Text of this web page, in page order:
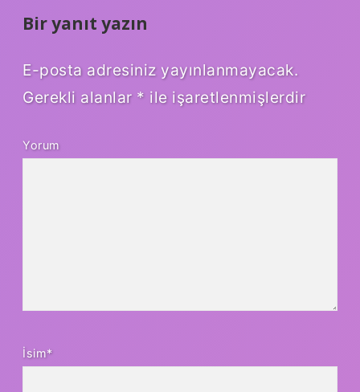
Bir yanıt yazın
E-posta adresiniz yayınlanmayacak.
Gerekli alanlar * ile işaretlenmişlerdir
Yorum
İsim*